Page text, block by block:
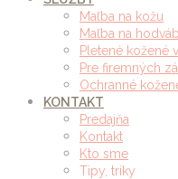
Maľba na kožu
Maľba na hodváb
Pletené kožené
Pre firemných
Ochranné
KONTAKT
Predajňa
Kontakt
Kto sme
Tipy, triky